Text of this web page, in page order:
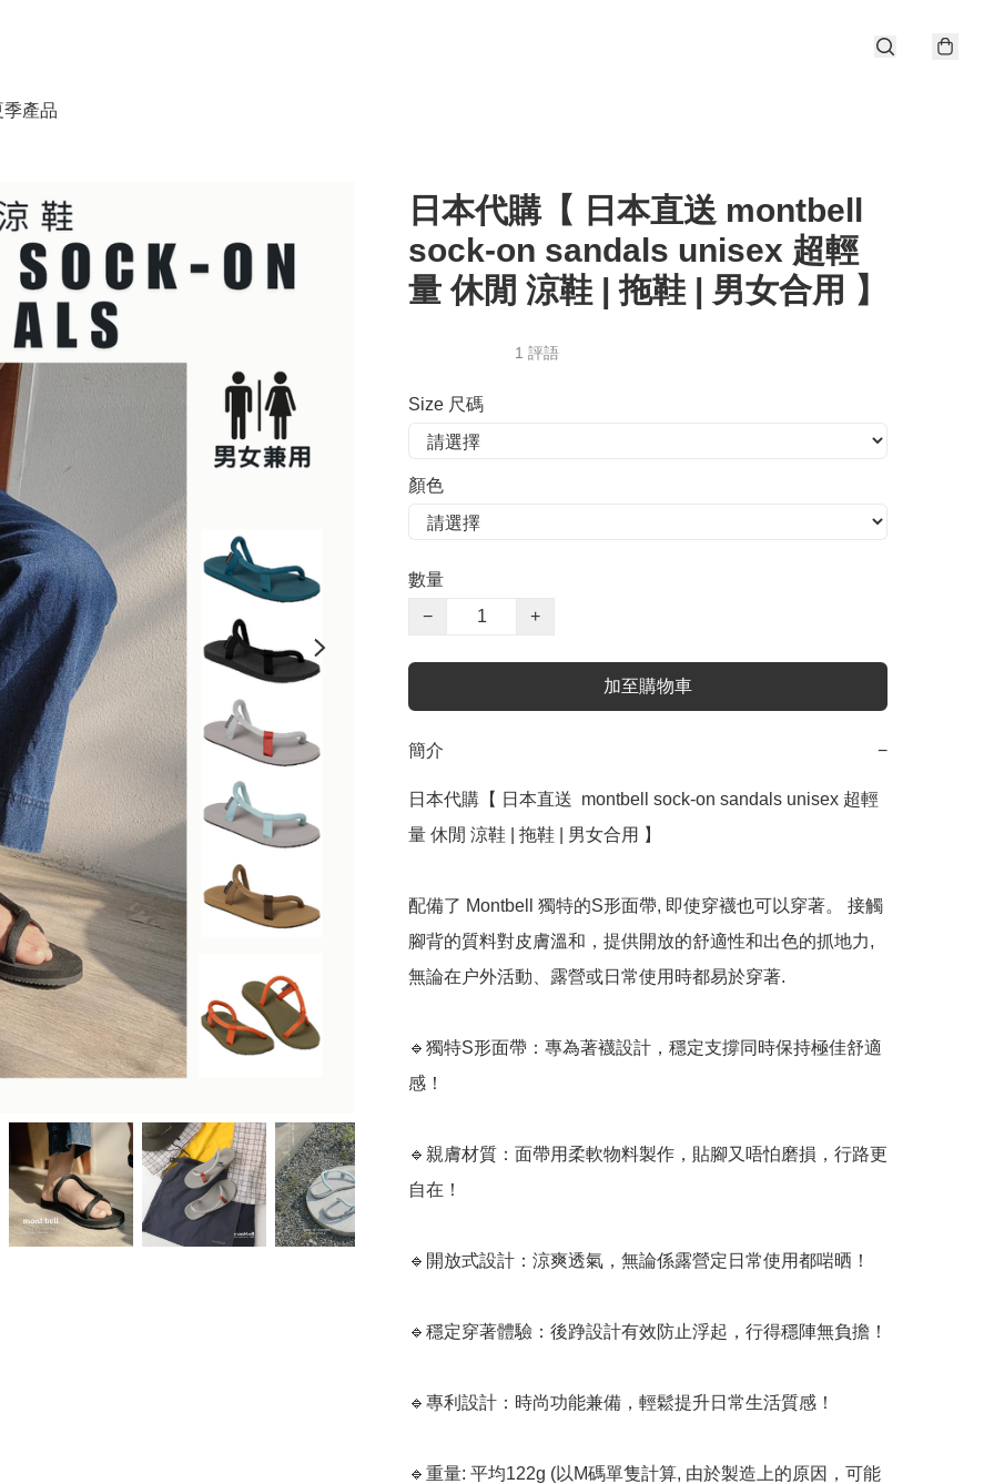
產品
日本代購【 日本直送 montbell
sock-on sandals unisex 超輕
量 休閒 涼鞋 | 拖鞋 | 男女合用 】
1 評語
Size 尺碼
顏色
數量
−
+
加至購物車
簡介 −
日本代購【 日本直送  montbell sock-on sandals unisex 超輕
量 休閒 涼鞋 | 拖鞋 | 男女合用 】
配備了 Montbell 獨特的S形面帶, 即使穿襪也可以穿著。 接觸
腳背的質料對皮膚溫和，提供開放的舒適性和出色的抓地力,
無論在户外活動、露營或日常使用時都易於穿著.
🔹獨特S形面帶：專為著襪設計，穩定支撐同時保持極佳舒適
感！
🔹親膚材質：面帶用柔軟物料製作，貼腳又唔怕磨損，行路更
自在！
🔹開放式設計：涼爽透氣，無論係露營定日常使用都啱晒！
🔹穩定穿著體驗：後踭設計有效防止浮起，行得穩陣無負擔！
🔹專利設計：時尚功能兼備，輕鬆提升日常生活質感！
🔹重量: 平均122g (以M碼單隻計算, 由於製造上的原因，可能